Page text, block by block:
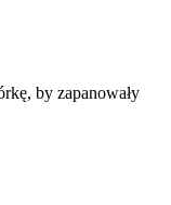
by zapanowały